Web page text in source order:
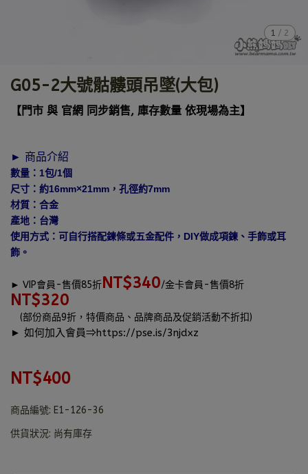
1 / 2
G05-2大號骷髏頭吊墜(大包)
【門市 與 官網 同步銷售, 庫存數量 依現場為主】
► 商品介紹
數量：1包/1個
尺寸：約16mm×21mm，孔徑約7mm
材質：合金
產地：台灣
使用方式：可自行搭配鍊條或五金配件，DIY做成項鍊、手飾或耳
飾。
► VIP會員-售價85折 NT$340/金卡會員-售價8折
NT$320
(部份商品9折，特價商品、品牌商品及促銷活動不折扣)
► 如何加入會員⇒https://pse.is/3njdxz
NT$400
商品編號: E1-126-36
供貨狀況: 尚有庫存